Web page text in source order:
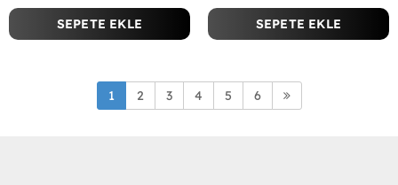
SEPETE EKLE SEPETE EKLE
1 2 3 4 5 6